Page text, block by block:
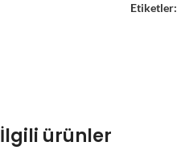
Etiketler:
İlgili ürünler